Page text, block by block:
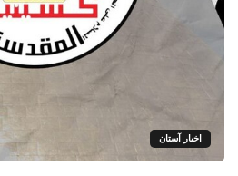
اخبار آستان